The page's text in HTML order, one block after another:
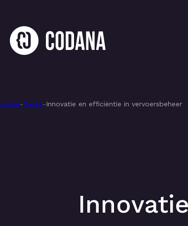
Home-Cases-Innovatie en efficiëntie in vervoersbeheer